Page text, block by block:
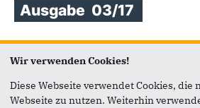
Ausgabe 03/17
Wir verwenden Cookies!
Diese Webseite verwendet Cookies, die
Webseite zu nutzen. Weiterhin